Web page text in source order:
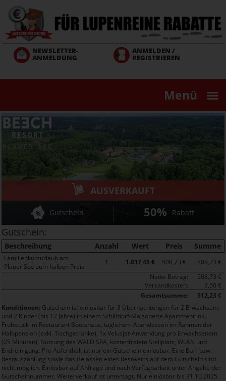
zum
Inhalt
NEWSLETTER-
ANMELDUNG
ANMELDEN /
REGISTRIEREN
Menü
AUSVERKAUFT
Gutschein 50% Rabatt
Gutschein:
Beschreibung Anzahl Wert Preis Summe
Familienkurzurlaub am
Plauer See zum halben Preis
1 1.017,45 € 508,73 €
508,73 €
Netto-Betrag:
508,73 €
Versandkosten:
3,50 €
Gesamtsumme:
512,23 €
Konditionen: Gutschein ist einlösbar für 3 Übernachtungen für 2 Erwachsene
und 2 Kinder (bis 12 Jahre) in einem Schilfdorf-Maisonette Apartment inkl.
Frühstück im Restaurant Bootshaus, täglichem Abendessen im Rahmen der
Halbpension (exkl. Tischgetränke), 1x Velusjet-Anwendung pro Erwachsenem
(25 Minuten), Nutzung des WALD SPA, kostenfreiem Stellplatz, WLAN und
Endreinigung. Pro Aufenthalt ist nur ein Gutschein einlösbar. Eine Bar- bzw.
Restauszahlung sowie das Belassen eines Restwerts auf dem Gutschein sind
nicht möglich. Einlösbar auf Anfrage und nach Verfügbarkeit unter Angabe der
Gutscheinnummer. Weiterverkauf ist untersagt. Nur einlösbar bis 31.10.2025.